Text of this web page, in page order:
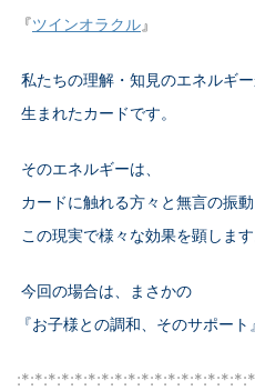
『ツインオラクル』
私たちの理解・知見のエネルギ
生まれたカードです。
そのエネルギーは、
カードに触れる方々と無言の振動
この現実で様々な効果を顕します
今回の場合は、まさかの
『お子様との調和、そのサポート』